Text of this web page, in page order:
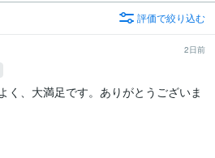
評価で絞り込む
2日前
く、大満足です。ありがとうございま